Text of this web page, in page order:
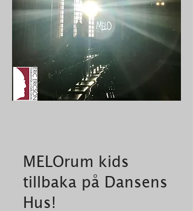
MELOrum kids
tillbaka på Dansens
Hus!